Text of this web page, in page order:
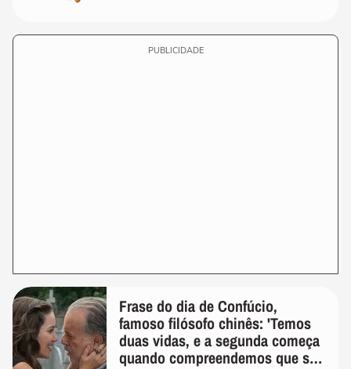
PUBLICIDADE
Frase do dia de Confúcio,
famoso filósofo chinês: 'Temos
duas vidas, e a segunda começa
quando compreendemos que só